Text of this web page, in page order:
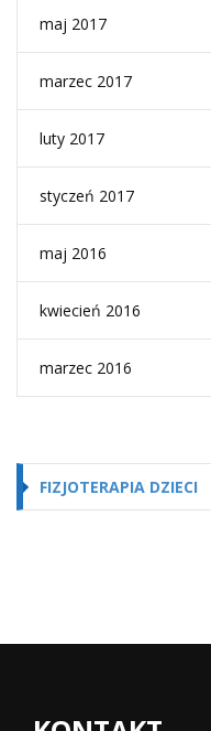
maj 2017
marzec 2017
luty 2017
styczeń 2017
maj 2016
kwiecień 2016
marzec 2016
FIZJOTERAPIA DZIECI